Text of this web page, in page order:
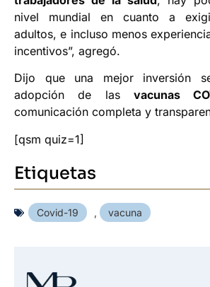
nivel mundial en cuanto a
adultos, e incluso menos
incentivos”, agregó.
Dijo que una mejor inversión
adopción de las vacunas
comunicación completa y
[qsm quiz=1]
Etiquetas
Covid-19 , vacuna